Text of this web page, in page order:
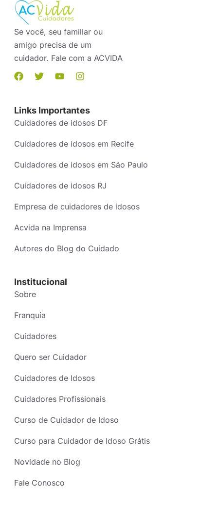
Se você, seu familiar ou
amigo precisa de um
cuidador. Fale com a ACVIDA
Links Importantes
Cuidadores de idosos DF
Cuidadores de idosos em Recife
Cuidadores de idosos em São Paulo
Cuidadores de idosos RJ
Empresa de cuidadores de idosos
Acvida na Imprensa
Autores do Blog do Cuidado
Institucional
Sobre
Franquia
Cuidadores
Quero ser Cuidador
Cuidadores de Idosos
Cuidadores Profissionais
Curso de Cuidador de Idoso
Curso para Cuidador de Idoso Grátis
Novidade no Blog
Fale Conosco